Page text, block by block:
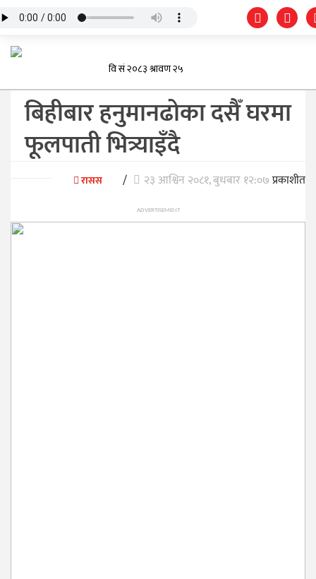
बिहीबार हनुमानढोका दसैँ घरमा
फूलपाती भित्र्याइँदै
रासस / २३ आश्विन २०८१, बुधबार १२:०७प्रकाशीत
ADVERTISEMENT